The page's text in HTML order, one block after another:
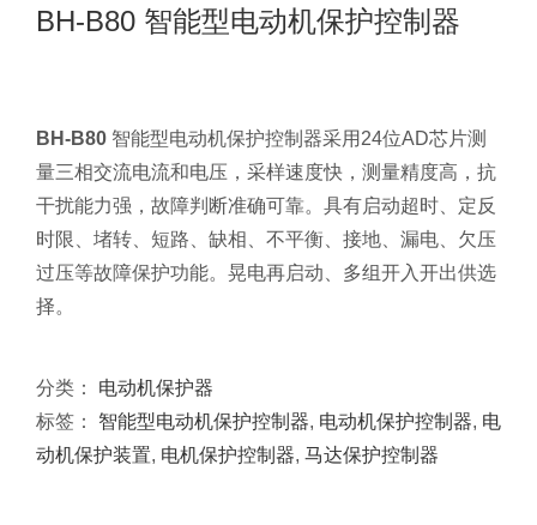
BH-B80 智能型电动机保护控制器
BH-B80 智能型电动机保护控制器采用24位AD芯片测
量三相交流电流和电压，采样速度快，测量精度高，抗
干扰能力强，故障判断准确可靠。具有启动超时、定反
时限、堵转、短路、缺相、不平衡、接地、漏电、欠压
过压等故障保护功能。晃电再启动、多组开入开出供选
择。
分类： 电动机保护器
标签： 智能型电动机保护控制器, 电动机保护控制器, 电
动机保护装置, 电机保护控制器, 马达保护控制器